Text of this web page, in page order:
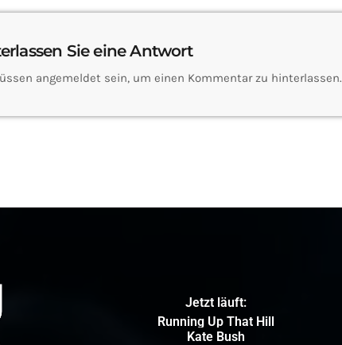
Sie eine Antwort
angemeldet sein, um einen Kommentar zu hinterlassen.
Jetzt läuft:
Running Up That Hill
Kate Bush